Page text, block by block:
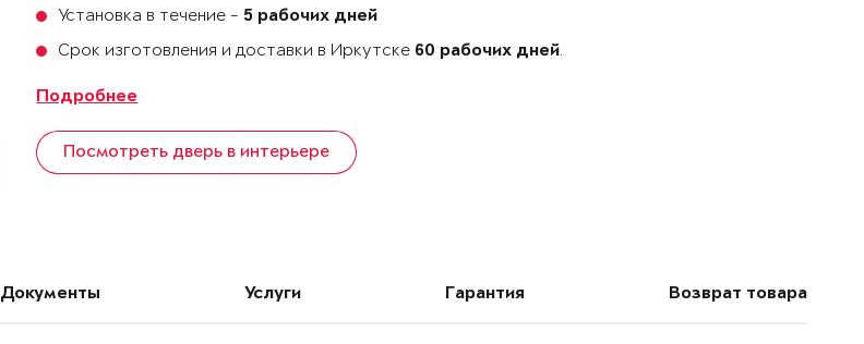
Установка в течение - 5 рабочих дней
Срок изготовления и доставки в Иркутске 60 рабочих дней.
Подробнее
Посмотреть дверь в интерьере
Документы Услуги Гарантия Возврат товара